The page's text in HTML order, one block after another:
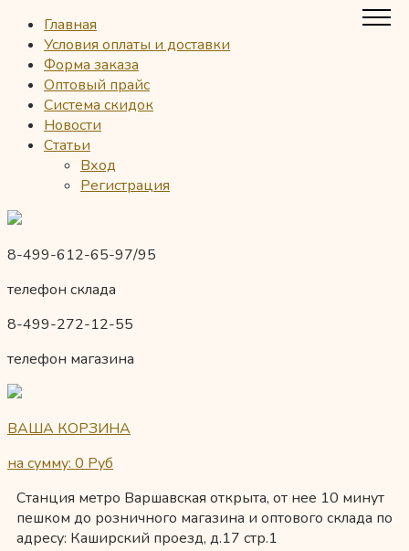
Главная
Условия оплаты и доставки
Форма заказа
Оптовый прайс
Система скидок
Новости
Статьи
Вход
Регистрация
8-499-612-65-97/95
телефон склада
8-499-272-12-55
телефон магазина
ВАША КОРЗИНА
на сумму: 0 Руб
Станция метро Варшавская открыта, от нее 10 минут
пешком до розничного магазина и оптового склада по
адресу: Каширский проезд, д.17 стр.1